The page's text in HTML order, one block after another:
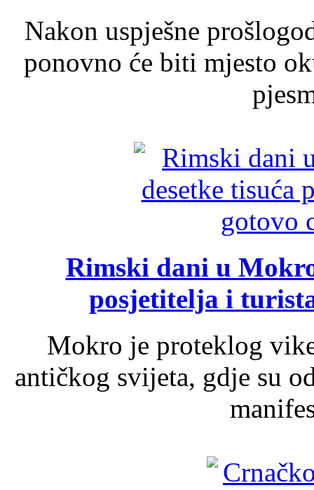
Nakon uspješne
ponovno će biti mjesto
Rimski dani u
posjetitelja i
Mokro je proteklog
antičkog svijeta, gdje su